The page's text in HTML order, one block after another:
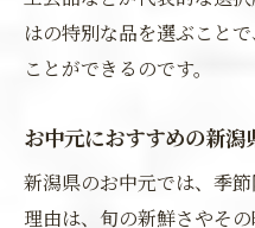
はの特別な品を選ぶこと
ことができるのです。
お中元におすすめの新潟
新潟県のお中元では、季節
理由は、旬の新鮮さやそ